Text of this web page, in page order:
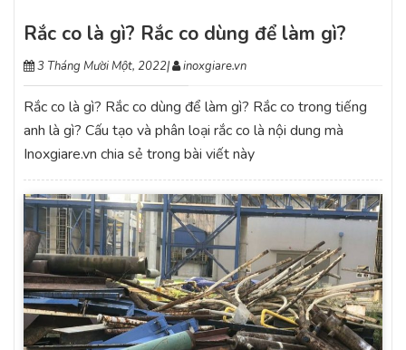
Rắc co là gì? Rắc co dùng để làm gì?
3 Tháng Mười Một, 2022| inoxgiare.vn
Rắc co là gì? Rắc co dùng để làm gì? Rắc co trong tiếng
anh là gì? Cấu tạo và phân loại rắc co là nội dung mà
Inoxgiare.vn chia sẻ trong bài viết này